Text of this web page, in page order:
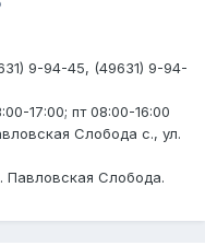
9-94-45, (49631) 9-94-
17:00; пт 08:00-16:00
Слобода с., ул.
Слобода.